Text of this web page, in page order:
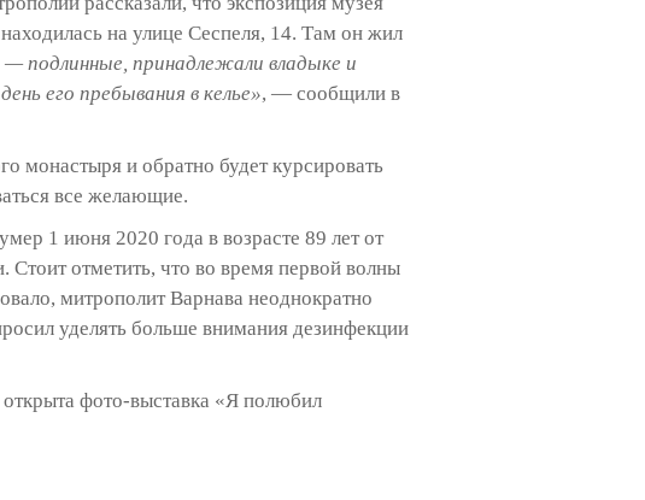
на улице Сеспеля, 14. Там он жил
подлинные, принадлежали владыке и
его пребывания в келье», — сообщили в
монастыря и обратно будет курсировать
все желающие.
1 июня 2020 года в возрасте 89 лет от
отметить, что во время первой волны
митрополит Варнава неоднократно
уделять больше внимания дезинфекции
фото-выставка «Я полюбил